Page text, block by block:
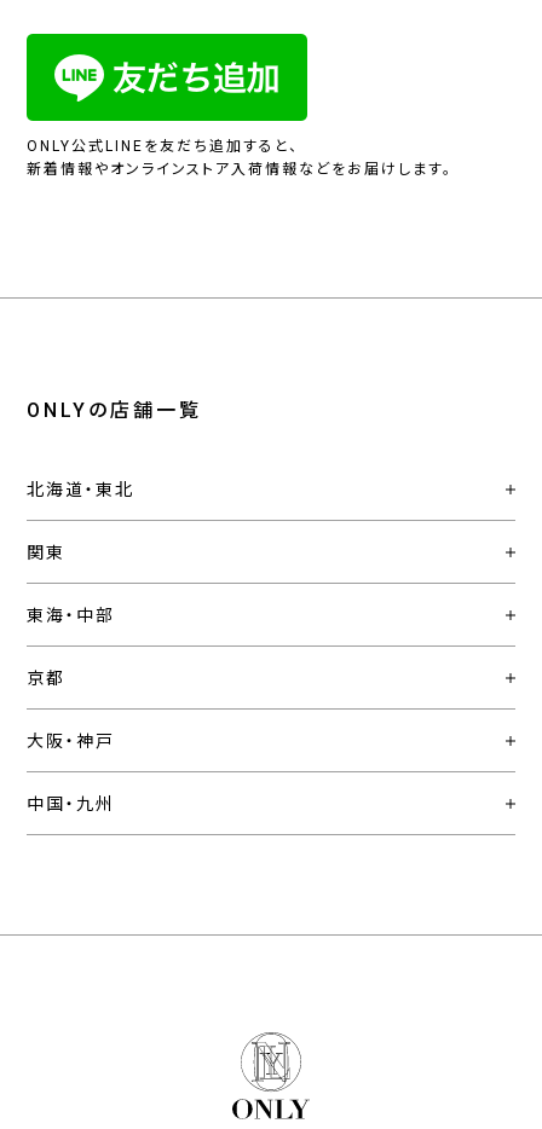
ONLY公式LINEを友だち追加すると、
新着情報やオンラインストア入荷情報などをお届けします。
ONLYの店舗一覧
北海道・東北
関東
東海・中部
京都
大阪・神戸
中国・九州